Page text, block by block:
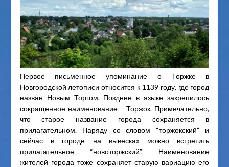
Первое письменное упоминание о Торжке в
Новгородской летописи относится к 1139 году, где город
назван Новым Торгом. Позднее в языке закрепилось
сокращенное наименование – Торжок. Примечательно,
что старое название города сохраняется в
прилагательном. Наряду со словом “торжокский” и
сейчас в городе на вывесках можно встретить
прилагательное “новоторжский”. Наименование
жителей города тоже сохраняет старую вариацию его